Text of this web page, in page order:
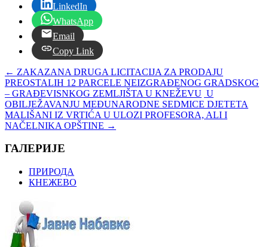
LinkedIn
WhatsApp
Email
Copy Link
← ZAKAZANA DRUGA LICITACIJA ZA PRODAJU
PREOSTALIH 12 PARCELE NEIZGRAĐENOG GRADSKOG
– GRAĐEVISNKOG ZEMLJIŠTA U KNEŽEVU U
OBILJEŽAVANJU MEĐUNARODNE SEDMICE DJETETA
MALIŠANI IZ VRTIĆA U ULOZI PROFESORA, ALI I
NAČELNIKA OPŠTINE →
ГАЛЕРИЈЕ
ПРИРОДА
КНЕЖЕВО